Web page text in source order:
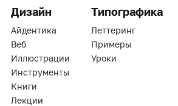
Дизайн
Айдентика
Веб
Иллюстрации
Инструменты
Книги
Лекции
Типографика
Леттеринг
Примеры
Уроки